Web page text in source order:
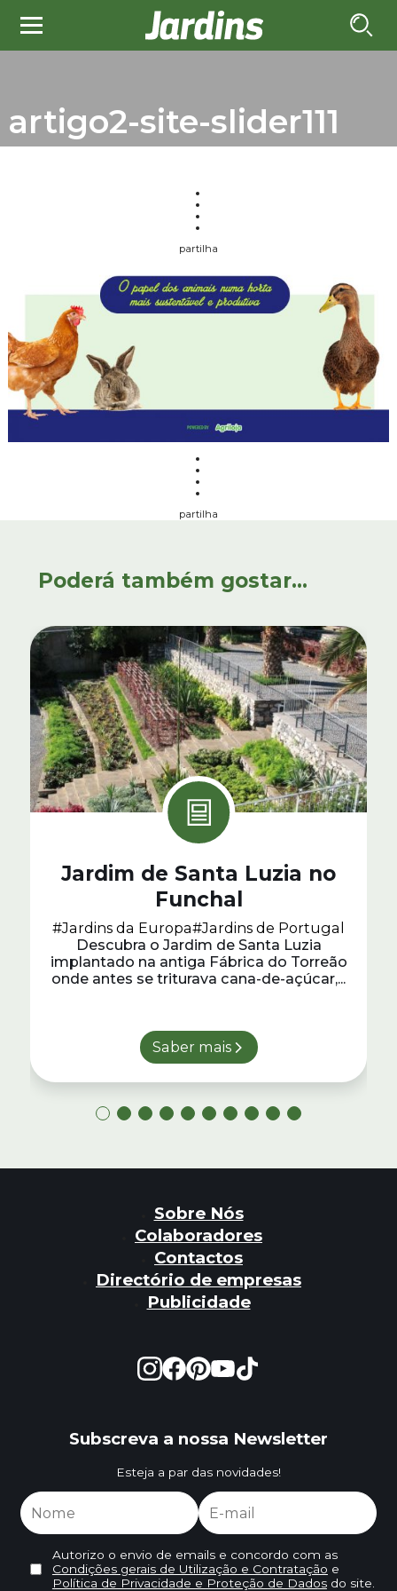
artigo2-site-slider111
partilha
partilha
Poderá também gostar...
Jardim de Santa Luzia no
Funchal
#Jardins da Europa#Jardins de Portugal
Descubra o Jardim de Santa Luzia
implantado na antiga Fábrica do Torreão
onde antes se triturava cana-de-açúcar,...
Saber mais
Sobre Nós
Colaboradores
Contactos
Directório de empresas
Publicidade
Subscreva a nossa Newsletter
Esteja a par das novidades!
Autorizo o envio de emails e concordo com as
Condições gerais de Utilização e Contratação e
Política de Privacidade e Proteção de Dadosdo site.